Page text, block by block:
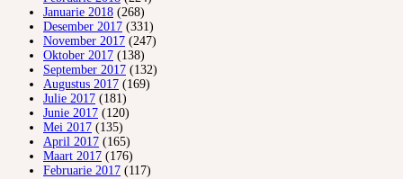
Januarie 2018 (268)
Desember 2017 (331)
November 2017 (247)
Oktober 2017 (138)
September 2017 (132)
Augustus 2017 (169)
Julie 2017 (181)
Junie 2017 (120)
Mei 2017 (135)
April 2017 (165)
Maart 2017 (176)
Februarie 2017 (117)